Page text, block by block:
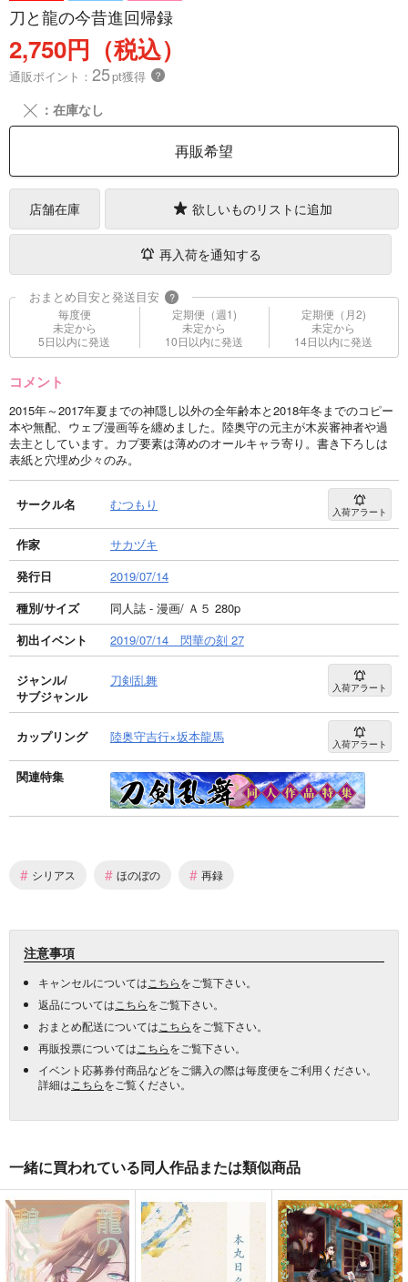
刀と龍の今昔進回帰録
2,750円（税込）
通販ポイント： 25pt獲得 ？
╳ ：在庫なし
再販希望
店舗在庫 欲しいものリストに追加
再入荷を通知する
おまとめ目安と発送目安 ?
毎度便
未定から
5日以内に発送
定期便（週1)
未定から
10日以内に発送
定期便（月2)
未定から
14日以内に発送
コメント
2015年～2017年夏までの神隠し以外の全年齢本と2018年冬までのコピー
本や無配、ウェブ漫画等を纏めました。陸奥守の元主が木炭審神者や過
去主としています。カプ要素は薄めのオールキャラ寄り。書き下ろしは
表紙と穴埋め少々のみ。
サークル名 むつもり 入荷アラート
作家
サカヅキ
発行日
2019/07/14
種別/サイズ
同人誌 - 漫画/ Ａ５ 280p
初出イベント
2019/07/14 閃華の刻 27
ジャンル/
サブジャンル
刀剣乱舞 入荷アラート
カップリング 陸奥守吉行×坂本龍馬 入荷アラート
関連特集
# シリアス # ほのぼの # 再録
注意事項
キャンセルについては こちらをご覧下さい。
返品については こちらをご覧下さい。
おまとめ配送については こちらをご覧下さい。
再販投票については こちらをご覧下さい。
イベント応募券付商品などをご購入の際は毎度便をご利用ください。
詳細は こちらをご覧ください。
一緒に買われている同人作品または類似商品